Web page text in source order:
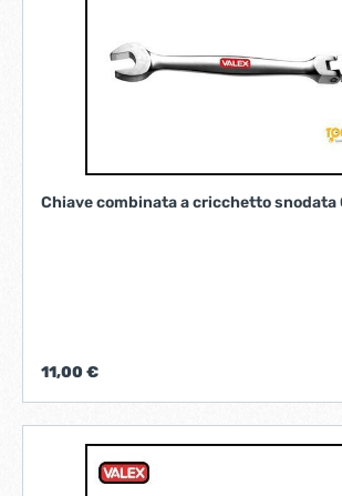
Chiave combinata a cricchetto snodata
11,00 €